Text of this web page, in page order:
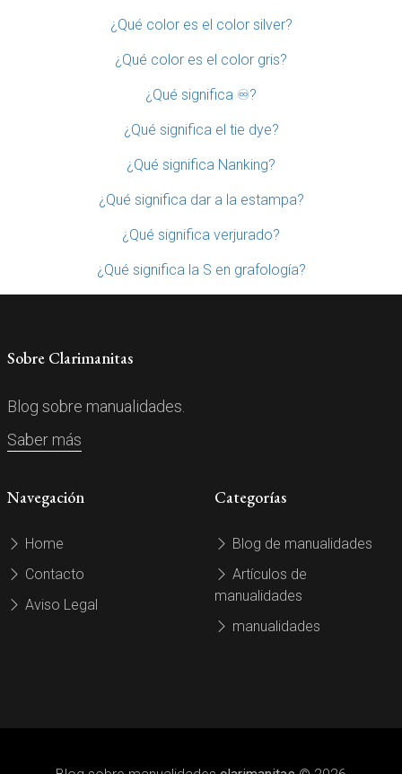
¿Qué color es el color silver?
¿Qué color es el color gris?
¿Qué significa ♾?
¿Qué significa el tie dye?
¿Qué significa Nanking?
¿Qué significa dar a la estampa?
¿Qué significa verjurado?
¿Qué significa la S en grafología?
Sobre Clarimanitas
Blog sobre manualidades.
Saber más
Navegación
Home
Contacto
Aviso Legal
Categorías
Blog de manualidades
Artículos de
manualidades
manualidades